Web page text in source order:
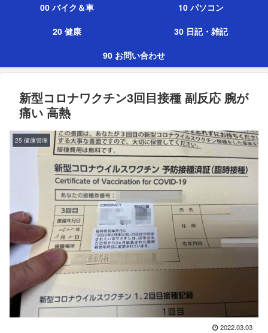
00 バイク＆車
10 パソコン
20 健康
30 日記・雑記
90 お問い合わせ
新型コロナワクチン3回目接種 副反応 腕が
痛い 高熱
25 健康管理
2022.03.03